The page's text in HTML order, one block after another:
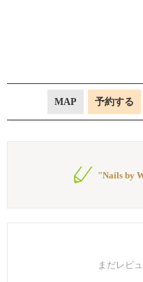
MAP 予約する
"Nails by
まだレビ